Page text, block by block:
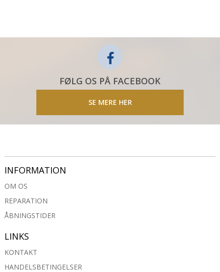
FØLG OS PÅ FACEBOOK
SE MERE HER
INFORMATION
OM OS
REPARATION
ÅBNINGSTIDER
LINKS
KONTAKT
HANDELSBETINGELSER